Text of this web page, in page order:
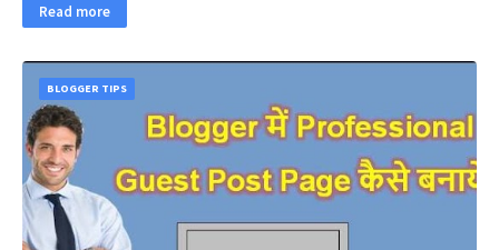
Read more
BLOGGER TIPS